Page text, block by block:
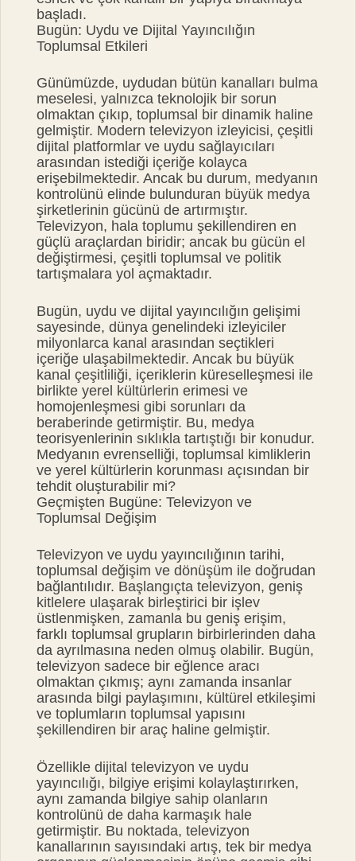
başladı.
Bugün: Uydu ve Dijital Yayıncılığın
Toplumsal Etkileri
Günümüzde, uydudan bütün kanalları bulma
meselesi, yalnızca teknolojik bir sorun
olmaktan çıkıp, toplumsal bir dinamik haline
gelmiştir. Modern televizyon izleyicisi, çeşitli
dijital platformlar ve uydu sağlayıcıları
arasından istediği içeriğe kolayca
erişebilmektedir. Ancak bu durum, medyanın
kontrolünü elinde bulunduran büyük medya
şirketlerinin gücünü de artırmıştır.
Televizyon, hala toplumu şekillendiren en
güçlü araçlardan biridir; ancak bu gücün el
değiştirmesi, çeşitli toplumsal ve politik
tartışmalara yol açmaktadır.
Bugün, uydu ve dijital yayıncılığın gelişimi
sayesinde, dünya genelindeki izleyiciler
milyonlarca kanal arasından seçtikleri
içeriğe ulaşabilmektedir. Ancak bu büyük
kanal çeşitliliği, içeriklerin küreselleşmesi ile
birlikte yerel kültürlerin erimesi ve
homojenleşmesi gibi sorunları da
beraberinde getirmiştir. Bu, medya
teorisyenlerinin sıklıkla tartıştığı bir konudur.
Medyanın evrenselliği, toplumsal kimliklerin
ve yerel kültürlerin korunması açısından bir
tehdit oluşturabilir mi?
Geçmişten Bugüne: Televizyon ve
Toplumsal Değişim
Televizyon ve uydu yayıncılığının tarihi,
toplumsal değişim ve dönüşüm ile doğrudan
bağlantılıdır. Başlangıçta televizyon, geniş
kitlelere ulaşarak birleştirici bir işlev
üstlenmişken, zamanla bu geniş erişim,
farklı toplumsal grupların birbirlerinden daha
da ayrılmasına neden olmuş olabilir. Bugün,
televizyon sadece bir eğlence aracı
olmaktan çıkmış; aynı zamanda insanlar
arasında bilgi paylaşımını, kültürel etkileşimi
ve toplumların toplumsal yapısını
şekillendiren bir araç haline gelmiştir.
Özellikle dijital televizyon ve uydu
yayıncılığı, bilgiye erişimi kolaylaştırırken,
aynı zamanda bilgiye sahip olanların
kontrolünü de daha karmaşık hale
getirmiştir. Bu noktada, televizyon
kanallarının sayısındaki artış, tek bir medya